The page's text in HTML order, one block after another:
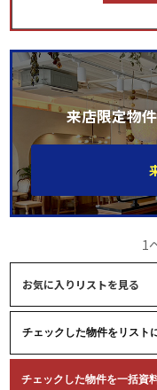
来店限定物件
1
お気に入りリストを見る